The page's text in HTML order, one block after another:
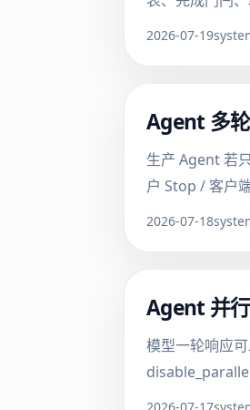
2026-07-19
Agent 多
生产 Agent 若
户 Stop / 客户
2026-07-18
Agent 并
模型一轮响应